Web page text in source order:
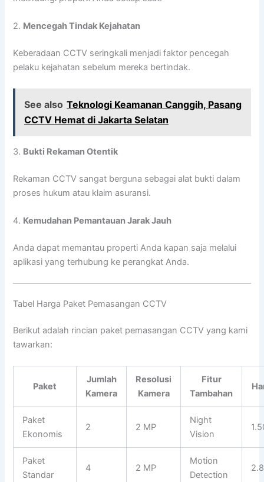
2. Mencegah Tindak Kejahatan
Keberadaan CCTV seringkali menjadi faktor pencegah
pelaku kejahatan sebelum mereka bertindak.
See also Teknologi Keamanan Canggih, Pasang
CCTV Hemat di Jakarta Selatan
3. Bukti Rekaman Otentik
Rekaman CCTV sangat berguna sebagai alat bukti dalam
proses hukum atau klaim asuransi.
4. Kemudahan Pemantauan Jarak Jauh
Anda dapat memantau properti Anda kapan saja melalui
aplikasi yang terhubung ke perangkat Anda.
Tabel Harga Paket Pemasangan CCTV
Berikut adalah rincian paket pemasangan CCTV yang kami
tawarkan:
Paket
Jumlah
Kamera
Resolusi
Kamera
Fitur
Tambahan
Paket
Ekonomis
2 2 MP
Night
Vision
Paket
Standar
4 2 MP
Motion
Detection